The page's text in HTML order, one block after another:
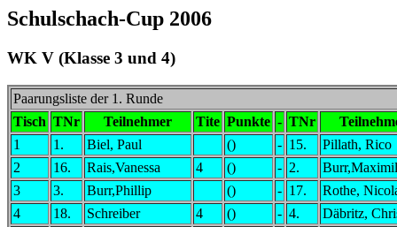
Schulschach-Cup 2006
WK V (Klasse 3 und 4)
Paarungsliste der 1. Runde
Tisch TNr Teilnehmer Tite Punkte - TNr
1
1. Biel, Paul () - 15.
Pillath, Rico
2
16. Rais,Vanessa 4 () - 2.
3
3. Burr,Phillip () - 17.
Rothe,
4
18. Schreiber 4 () - 4.
Däbritz,